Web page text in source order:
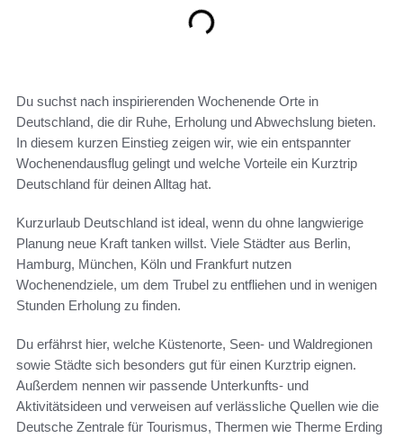
Du suchst nach inspirierenden Wochenende Orte in
Deutschland, die dir Ruhe, Erholung und Abwechslung bieten.
In diesem kurzen Einstieg zeigen wir, wie ein entspannter
Wochenendausflug gelingt und welche Vorteile ein Kurztrip
Deutschland für deinen Alltag hat.
Kurzurlaub Deutschland ist ideal, wenn du ohne langwierige
Planung neue Kraft tanken willst. Viele Städter aus Berlin,
Hamburg, München, Köln und Frankfurt nutzen
Wochenendziele, um dem Trubel zu entfliehen und in wenigen
Stunden Erholung zu finden.
Du erfährst hier, welche Küstenorte, Seen- und Waldregionen
sowie Städte sich besonders gut für einen Kurztrip eignen.
Außerdem nennen wir passende Unterkunfts- und
Aktivitätsideen und verweisen auf verlässliche Quellen wie die
Deutsche Zentrale für Tourismus, Thermen wie Therme Erding